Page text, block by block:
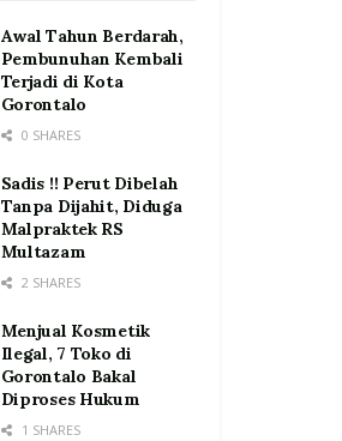
Awal Tahun Berdarah,
Pembunuhan Kembali
Terjadi di Kota
Gorontalo
0 SHARES
Sadis !! Perut Dibelah
Tanpa Dijahit, Diduga
Malpraktek RS
Multazam
2 SHARES
Menjual Kosmetik
Ilegal, 7 Toko di
Gorontalo Bakal
Diproses Hukum
1 SHARES